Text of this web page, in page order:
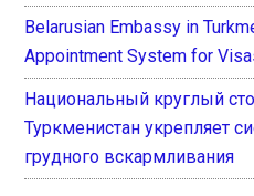
Belarusian Embassy in
Appointment System for
Национальный круглый
Туркменистан укрепляет
грудного вскармливания